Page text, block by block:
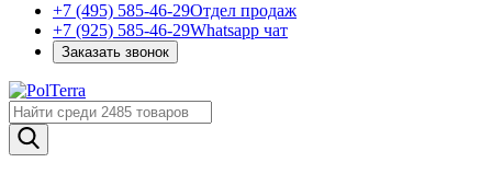
+7 (495) 585-46-29Отдел продаж
+7 (925) 585-46-29Whatsapp чат
Заказать звонок